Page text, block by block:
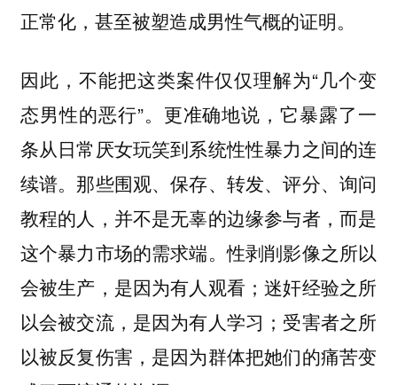
正常化，甚至被塑造成男性气概的证明。
因此，不能把这类案件仅仅理解为“几个变
态男性的恶行”。更准确地说，它暴露了一
条从日常厌女玩笑到系统性性暴力之间的连
续谱。那些围观、保存、转发、评分、询问
教程的人，并不是无辜的边缘参与者，而是
这个暴力市场的需求端。性剥削影像之所以
会被生产，是因为有人观看；迷奸经验之所
以会被交流，是因为有人学习；受害者之所
以被反复伤害，是因为群体把她们的痛苦变